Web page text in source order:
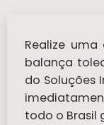
Realize
balança
do Soluções
todo o Brasil